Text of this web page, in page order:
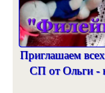
Приглашаем
СП от Ольги -